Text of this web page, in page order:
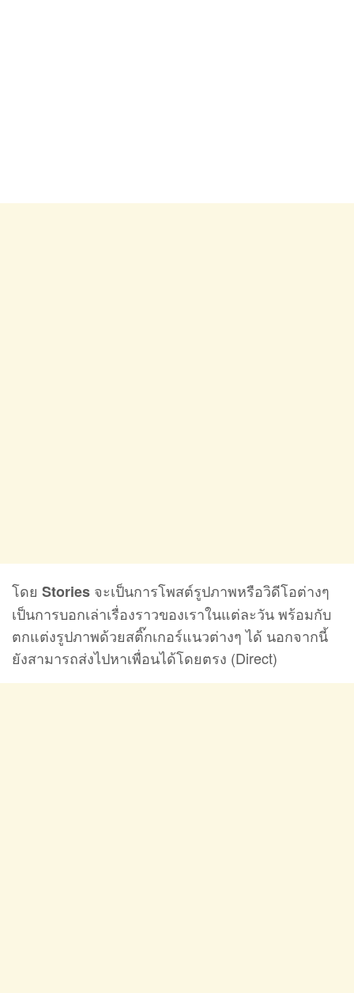
โดย Stories จะเป็นการโพสต์รูปภาพหรือวิดีโอต่างๆ
เป็นการบอกเล่าเรื่องราวของเราในแต่ละวัน พร้อมกับ
ตกแต่งรูปภาพด้วยสติ๊กเกอร์แนวต่างๆ ได้ นอกจากนี้
ยังสามารถส่งไปหาเพื่อนได้โดยตรง (Direct)